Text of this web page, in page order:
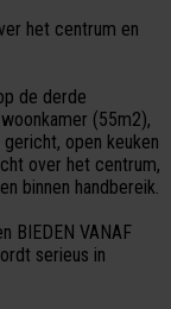
het centrum en
de derde
(55m2),
open keuken
over het centrum,
binnen handbereik.
BIEDEN VANAF
serieus in